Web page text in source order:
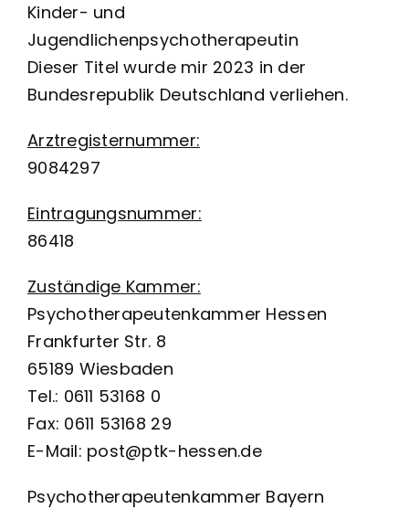
Kinder- und
Jugendlichenpsychotherapeutin
Dieser Titel wurde mir 2023 in der
Bundesrepublik Deutschland verliehen.
Arztregisternummer:
9084297
Eintragungsnummer:
86418
Zuständige Kammer:
Psychotherapeutenkammer Hessen
Frankfurter Str. 8
65189 Wiesbaden
Tel.: 0611 53168 0
Fax: 0611 53168 29
E-Mail: post@ptk-hessen.de
Psychotherapeutenkammer Bayern